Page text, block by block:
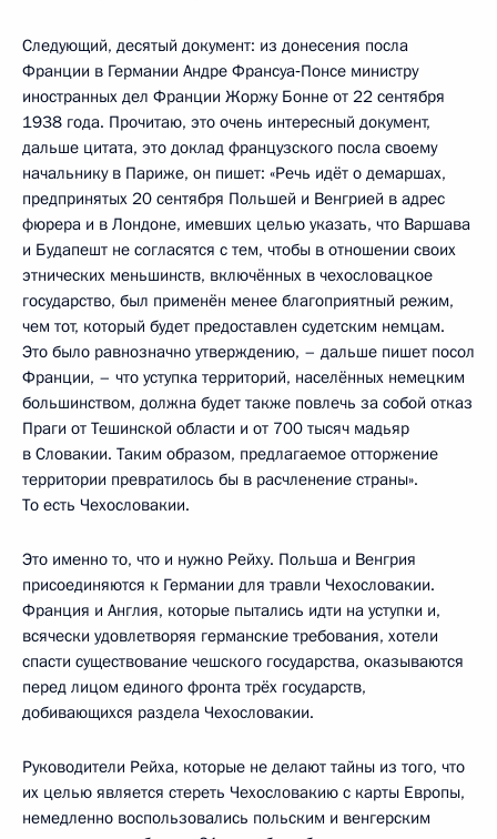
Следующий, десятый документ: из донесения посла
Франции в Германии Андре Франсуа‑Понсе министру
иностранных дел Франции Жоржу Бонне от 22 сентября
1938 года. Прочитаю, это очень интересный документ,
дальше цитата, это доклад французского посла своему
начальнику в Париже, он пишет: «Речь идёт о демаршах,
предпринятых 20 сентября Польшей и Венгрией в адрес
фюрера и в Лондоне, имевших целью указать, что Варшава
и Будапешт не согласятся с тем, чтобы в отношении своих
этнических меньшинств, включённых в чехословацкое
государство, был применён менее благоприятный режим,
чем тот, который будет предоставлен судетским немцам.
Это было равнозначно утверждению, – дальше пишет посол
Франции, – что уступка территорий, населённых немецким
большинством, должна будет также повлечь за собой отказ
Праги от Тешинской области и от 700 тысяч мадьяр
в Словакии. Таким образом, предлагаемое отторжение
территории превратилось бы в расчленение страны».
То есть Чехословакии.
Это именно то, что и нужно Рейху. Польша и Венгрия
присоединяются к Германии для травли Чехословакии.
Франция и Англия, которые пытались идти на уступки и,
всячески удовлетворяя германские требования, хотели
спасти существование чешского государства, оказываются
перед лицом единого фронта трёх государств,
добивающихся раздела Чехословакии.
Руководители Рейха, которые не делают тайны из того, что
их целью является стереть Чехословакию с карты Европы,
немедленно воспользовались польским и венгерским